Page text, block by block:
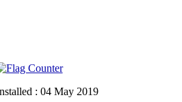
: 04 May 2019